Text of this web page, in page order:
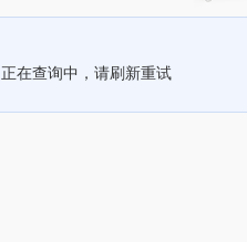
正在查询中，请刷新重试